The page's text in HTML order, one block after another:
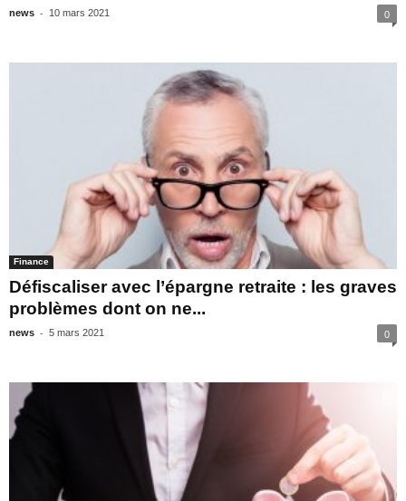
news - 10 mars 2021 0
Finance
Défiscaliser avec l’épargne retraite : les graves
problèmes dont on ne...
news - 5 mars 2021 0